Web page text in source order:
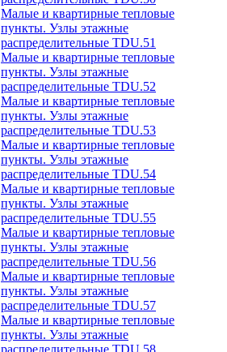
Малые и квартирные тепловые
пункты. Узлы этажные
распределительные TDU.51
Малые и квартирные тепловые
пункты. Узлы этажные
распределительные TDU.52
Малые и квартирные тепловые
пункты. Узлы этажные
распределительные TDU.53
Малые и квартирные тепловые
пункты. Узлы этажные
распределительные TDU.54
Малые и квартирные тепловые
пункты. Узлы этажные
распределительные TDU.55
Малые и квартирные тепловые
пункты. Узлы этажные
распределительные TDU.56
Малые и квартирные тепловые
пункты. Узлы этажные
распределительные TDU.57
Малые и квартирные тепловые
пункты. Узлы этажные
распределительные TDU.58